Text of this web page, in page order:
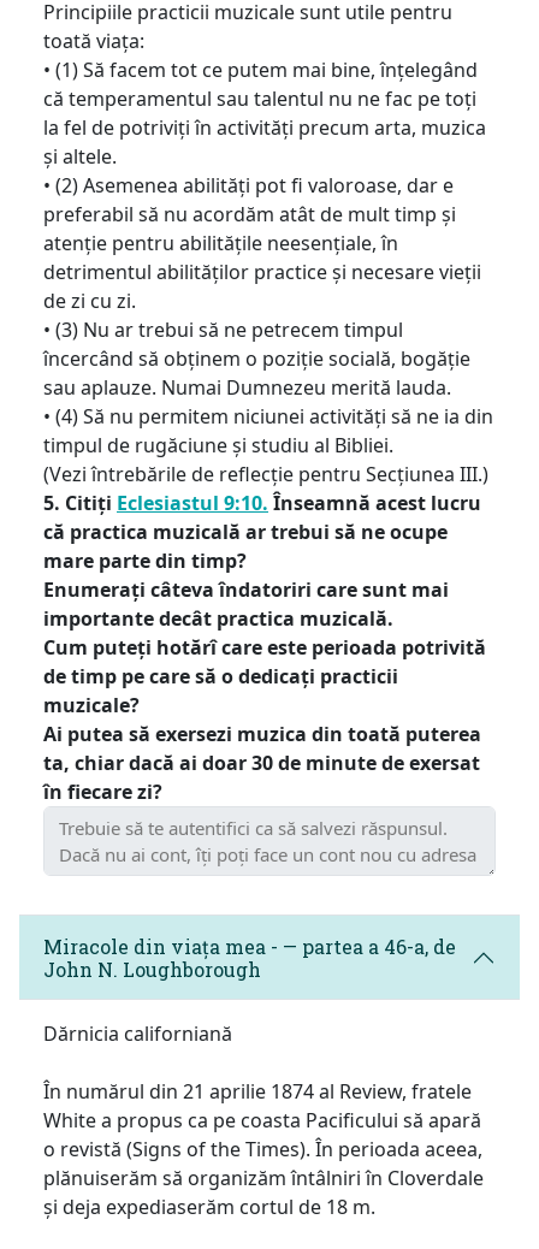
Principiile practicii muzicale sunt utile pentru
toată viața:
• (1) Să facem tot ce putem mai bine, înțelegând
că temperamentul sau talentul nu ne fac pe toți
la fel de potriviți în activități precum arta, muzica
și altele.
• (2) Asemenea abilități pot fi valoroase, dar e
preferabil să nu acordăm atât de mult timp și
atenție pentru abilitățile neesențiale, în
detrimentul abilităților practice și necesare vieții
de zi cu zi.
• (3) Nu ar trebui să ne petrecem timpul
încercând să obținem o poziție socială, bogăție
sau aplauze. Numai Dumnezeu merită lauda.
• (4) Să nu permitem niciunei activități să ne ia din
timpul de rugăciune și studiu al Bibliei.
(Vezi întrebările de reflecție pentru Secțiunea III.)
5. Citiți Eclesiastul 9:10. Înseamnă acest lucru
că practica muzicală ar trebui să ne ocupe
mare parte din timp?
Enumerați câteva îndatoriri care sunt mai
importante decât practica muzicală.
Cum puteți hotărî care este perioada potrivită
de timp pe care să o dedicați practicii
muzicale?
Ai putea să exersezi muzica din toată puterea
ta, chiar dacă ai doar 30 de minute de exersat
în fiecare zi?
Miracole din viața mea - — partea a 46-a, de
John N. Loughborough
Dărnicia californiană
În numărul din 21 aprilie 1874 al Review, fratele
White a propus ca pe coasta Pacificului să apară
o revistă (Signs of the Times). În perioada aceea,
plănuiserăm să organizăm întâlniri în Cloverdale
și deja expediaserăm cortul de 18 m.